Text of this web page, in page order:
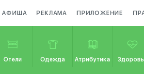
АФИША РЕКЛАМА ПРИЛОЖЕНИЕ
Отели Одежда Атрибутика